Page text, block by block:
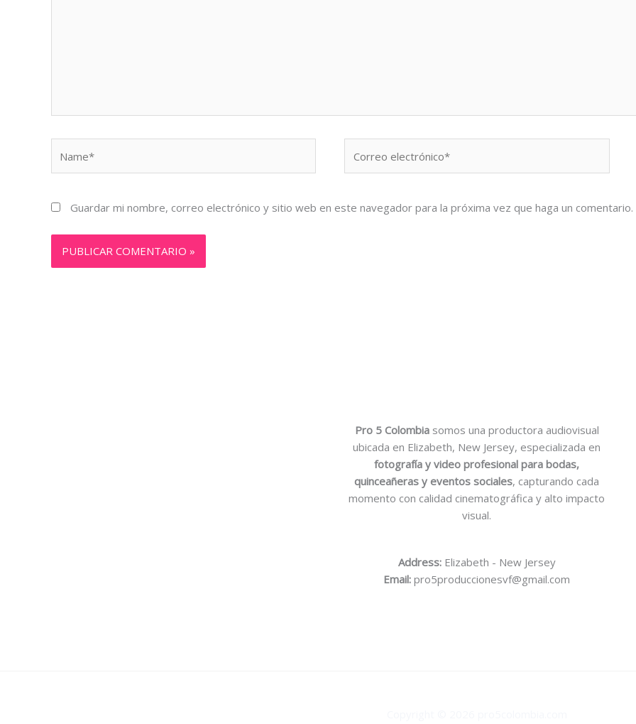
electrónico*
Guardar mi nombre, correo electrónico y sitio web en este navegador para la próxima vez que haga un comentario.
Pro 5 Colombiasomos una productora audiovisual
ubicada en Elizabeth, New Jersey, especializada en
fotografía y video profesional para bodas,
quinceañeras y eventos sociales, capturando cada
momento con calidad cinematográfica y alto impacto
visual.
Address:Elizabeth - New Jersey
Email: pro5produccionesvf@gmail.com